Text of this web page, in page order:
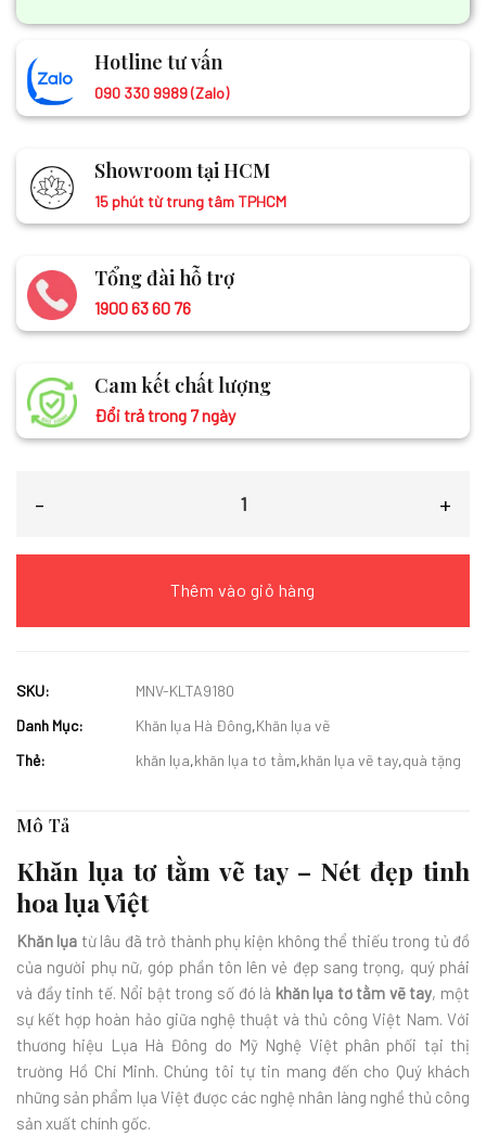
Hotline tư vấn
090 330 9989 (Zalo)
Showroom tại HCM
15 phút từ trung tâm TPHCM
Tổng đài hỗ trợ
1900 63 60 76
Cam kết chất lượng
Đổi trả trong 7 ngày
Thêm vào giỏ hàng
SKU:
MNV-KLTA9180
Danh Mục:
Khăn lụa Hà Đông,Khăn lụa vẽ
Thẻ:
khăn lụa,khăn lụa tơ tằm,khăn lụa vẽ tay,quà tặng
Mô Tả
Khăn lụa tơ tằm vẽ tay – Nét đẹp tinh
hoa lụa Việt
Khăn lụa từ lâu đã trở thành phụ kiện không thể thiếu trong tủ đồ
của người phụ nữ, góp phần tôn lên vẻ đẹp sang trọng, quý phái
và đầy tinh tế. Nổi bật trong số đó là khăn lụa tơ tằm vẽ tay, một
sự kết hợp hoàn hảo giữa nghệ thuật và thủ công Việt Nam. Với
thương hiệu Lụa Hà Đông do Mỹ Nghệ Việt phân phối tại thị
trường Hồ Chí Minh. Chúng tôi tự tin mang đến cho Quý khách
những sản phẩm lụa Việt được các nghệ nhân làng nghề thủ công
sản xuất chính gốc.